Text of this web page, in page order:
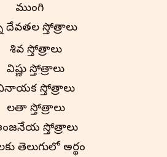
ముంగిలి
దేవతల స్తోత్రాలు
శివ స్తోత్రాలు
విష్ణు స్తోత్రాలు
స్తోత్రాలు
లలితా స్తోత్రాలు
స్తోత్రాలు
తెలుగులో అర్థం